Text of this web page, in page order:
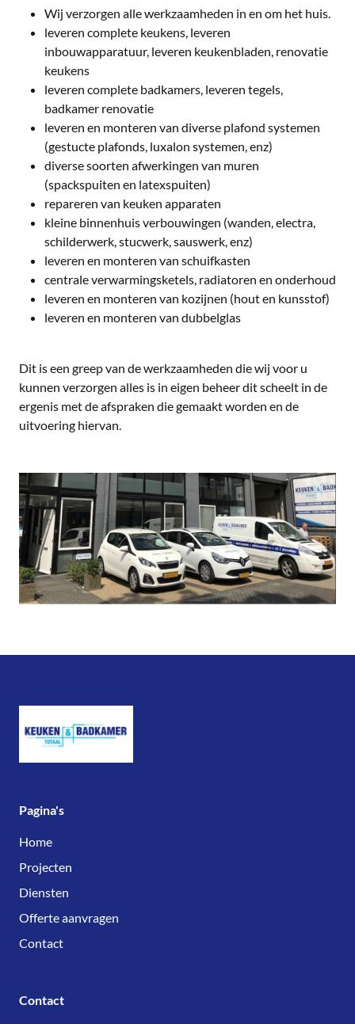
Wij verzorgen alle werkzaamheden in en om het huis.
leveren complete keukens, leveren
inbouwapparatuur, leveren keukenbladen, renovatie
keukens
leveren complete badkamers, leveren tegels,
badkamer renovatie
leveren en monteren van diverse plafond systemen
(gestucte plafonds, luxalon systemen, enz)
diverse soorten afwerkingen van muren
(spackspuiten en latexspuiten)
repareren van keuken apparaten
kleine binnenhuis verbouwingen (wanden, electra,
schilderwerk, stucwerk, sauswerk, enz)
leveren en monteren van schuifkasten
centrale verwarmingsketels, radiatoren en onderhoud
leveren en monteren van kozijnen (hout en kunsstof)
leveren en monteren van dubbelglas
Dit is een greep van de werkzaamheden die wij voor u
kunnen verzorgen alles is in eigen beheer dit scheelt in de
ergenis met de afspraken die gemaakt worden en de
uitvoering hiervan.
Pagina's
Home
Projecten
Diensten
Offerte aanvragen
Contact
Contact